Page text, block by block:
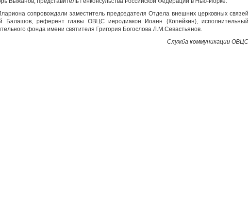
сопровождали заместитель председателя Отдела внешних церковных связей
Балашов, референт главы ОВЦС иеродиакон Иоанн (Копейкин), исполнительный
фонда имени святителя Григория Богослова Л.М.Севастьянов.
Служба коммуникации ОВЦС